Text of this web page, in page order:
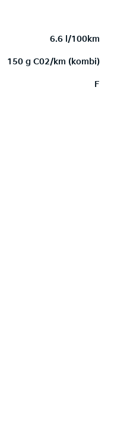
6.6 l/100km
150 g C02/km (kombi)
F